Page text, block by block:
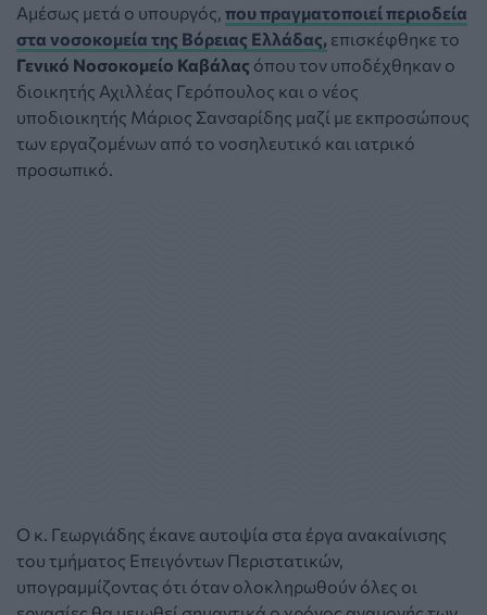
Αμέσως μετά ο υπουργός, που πραγματοποιεί περιοδεία
στα νοσοκομεία της Βόρειας Ελλάδας, επισκέφθηκε το
Γενικό Νοσοκομείο Καβάλας όπου τον υποδέχθηκαν ο
διοικητής Αχιλλέας Γερόπουλος και ο νέος
υποδιοικητής Μάριος Σανσαρίδης μαζί με εκπροσώπους
των εργαζομένων από το νοσηλευτικό και ιατρικό
προσωπικό.
Ο κ. Γεωργιάδης έκανε αυτοψία στα έργα ανακαίνισης
του τμήματος Επειγόντων Περιστατικών,
υπογραμμίζοντας ότι όταν ολοκληρωθούν όλες οι